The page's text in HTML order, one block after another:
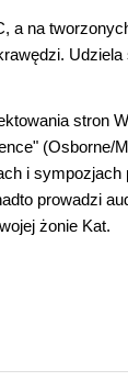
a na
stron
(Osborne/
i
prowadzi
żonie Kat.